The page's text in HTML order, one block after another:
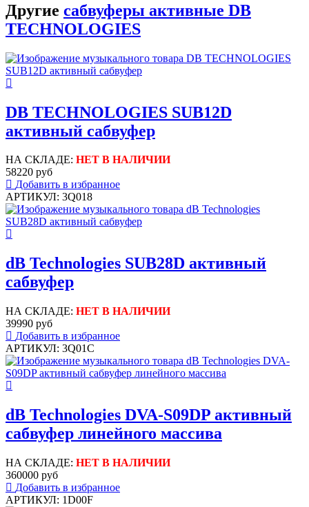
Другие сабвуферы активные DB
TECHNOLOGIES
DB TECHNOLOGIES SUB12D
активный сабвуфер
НА СКЛАДЕ: НЕТ В НАЛИЧИИ
58220 руб
Добавить в избранное
АРТИКУЛ: 3Q018
dB Technologies SUB28D активный
сабвуфер
НА СКЛАДЕ: НЕТ В НАЛИЧИИ
39990 руб
Добавить в избранное
АРТИКУЛ: 3Q01C
dB Technologies DVA-S09DP активный
сабвуфер линейного массива
НА СКЛАДЕ: НЕТ В НАЛИЧИИ
360000 руб
Добавить в избранное
АРТИКУЛ: 1D00F